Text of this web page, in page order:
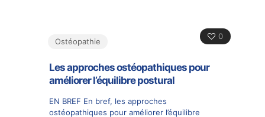
0
Ostéopathie
Les approches ostéopathiques pour
améliorer l’équilibre postural
EN BREF En bref, les approches
ostéopathiques pour améliorer l’équilibre